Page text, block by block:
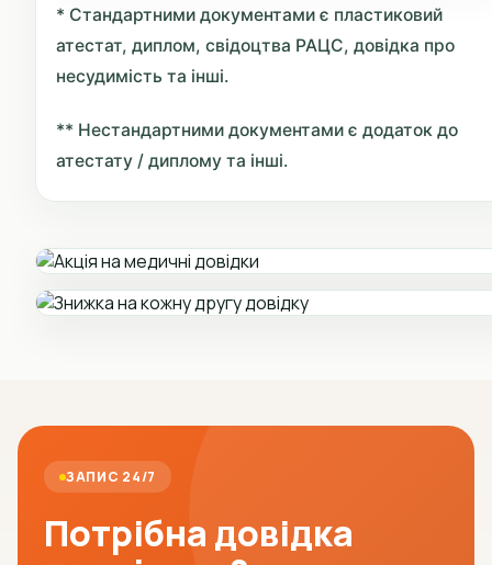
* Стандартними документами є пластиковий
атестат, диплом, свідоцтва РАЦС, довідка про
несудимість та інші.
** Нестандартними документами є додаток до
атестату / диплому та інші.
ЗАПИС 24/7
Потрібна довідка